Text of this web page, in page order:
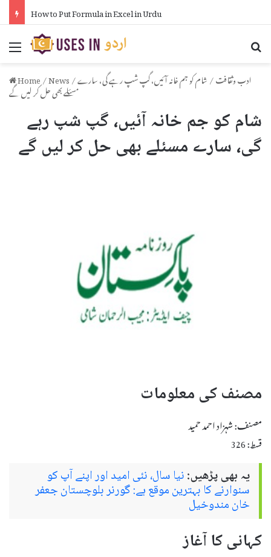
How to Put Formula in Excel in Urdu
Menu
Home/News/ ادب وثقافت/شام کو جم خانہ آئیں، گپ شپ رہے گی، سارے
مسئلے بھی حل کر لیں گے
شام کو جم خانہ آئیں، گپ شپ رہے
گی، سارے مسئلے بھی حل کر لیں گے
مصنف کی معلومات
مصنف: شہزاد احمد حمید
قسط: 326
یہ بھی پڑھیں:نیا سال، نئی امید اور اپنے آپ کو
سنوارنے کا بہترین موقع ہے: گورنر بلوچستان جعفر
خان مندوخیل
کہانی کا آغاز